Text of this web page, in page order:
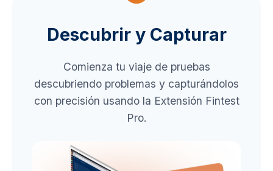
Descubrir y Capturar
Comienza tu viaje de pruebas
descubriendo problemas y capturándolos
con precisión usando la Extensión Fintest
Pro.